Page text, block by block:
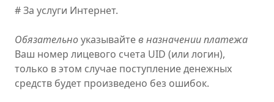
# За услуги Интернет.
Обязательноуказывайтев назначении платежа
Ваш номер лицевого счета UID (или логин),
только в этом случае поступление денежных
средств будет произведено без ошибок.